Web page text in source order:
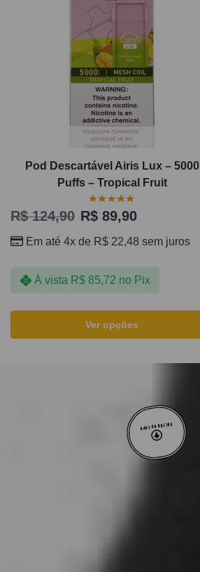
Pod Descartável Airis Lux – 5000
Puffs – Tropical Fruit
R$124,90 R$ 89,90
Em até 4x de R$ 22,48 sem juros
À vista R$85,72 no Pix
Ver opções
VOLTAR AO TOPO